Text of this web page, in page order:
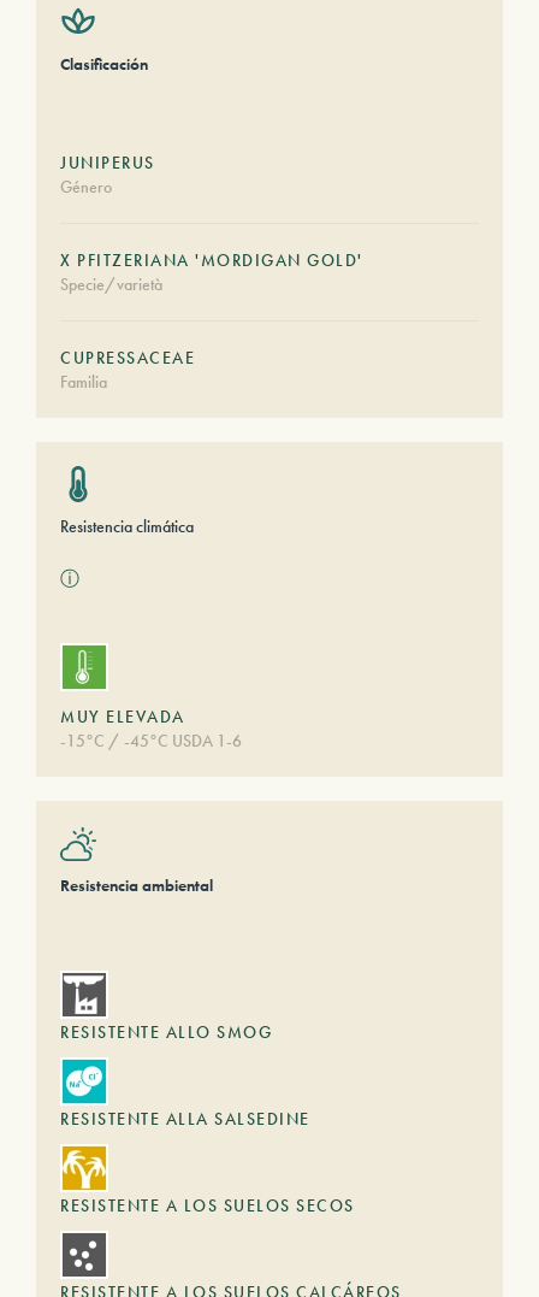
Clasificación
JUNIPERUS
Género
X PFITZERIANA 'MORDIGAN GOLD'
Specie/varietà
CUPRESSACEAE
Familia
Resistencia climática
ⓘ
MUY ELEVADA
-15°C / -45°C USDA 1-6
Resistencia ambiental
RESISTENTE ALLO SMOG
RESISTENTE ALLA SALSEDINE
RESISTENTE A LOS SUELOS SECOS
RESISTENTE A LOS SUELOS CALCÁREOS